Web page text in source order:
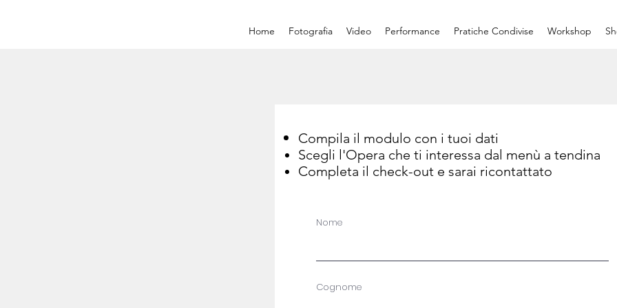
Home Fotografia Video Performance Pratiche Condivise Workshop
Compila il modulo con i tuoi dati
Scegli l'Opera che ti interessa dal menù a tendina
Completa il check-out e sarai ricontattato
Nome
Cognome